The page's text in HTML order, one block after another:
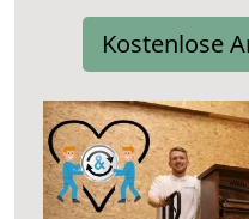
Kostenlose